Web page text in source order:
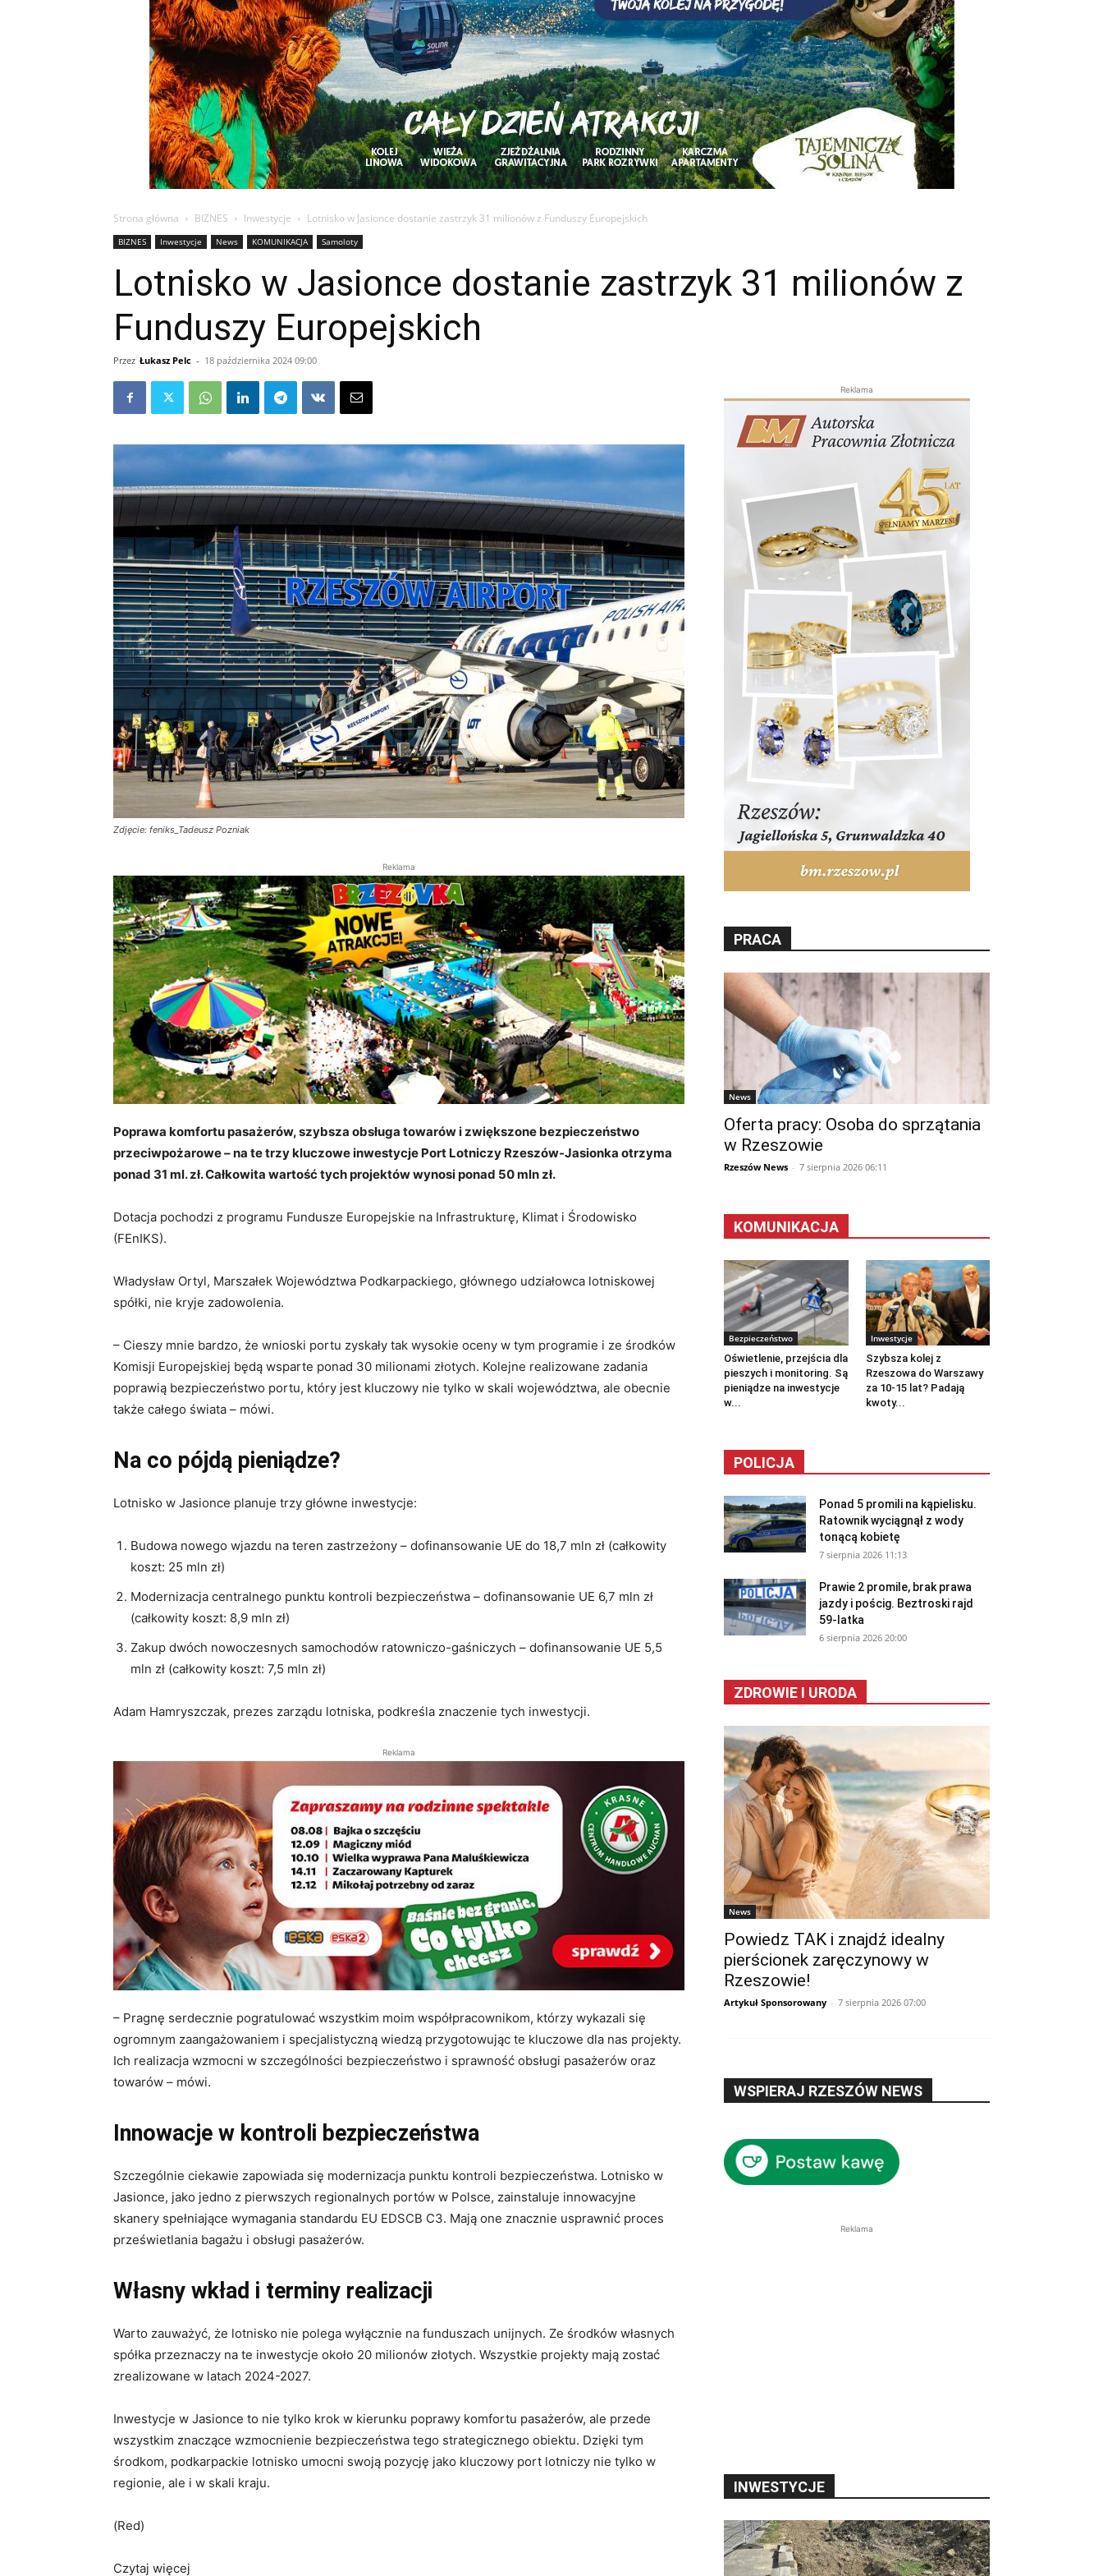
Strona główna BIZNES Inwestycje Lotnisko w Jasionce dostanie zastrzyk 31 milionów z Funduszy Europejskich
BIZNES Inwestycje News KOMUNIKACJA Samoloty
Lotnisko w Jasionce dostanie zastrzyk 31 milionów z
Funduszy Europejskich
Przez Łukasz Pelc - 18 października 2024 09:00
Zdjęcie: feniks_Tadeusz Pozniak
Reklama
Poprawa komfortu pasażerów, szybsza obsługa towarów i zwiększone bezpieczeństwo
przeciwpożarowe – na te trzy kluczowe inwestycje Port Lotniczy Rzeszów-Jasionka otrzyma
ponad 31 ml. zł. Całkowita wartość tych projektów wynosi ponad 50 mln zł.
Dotacja pochodzi z programu Fundusze Europejskie na Infrastrukturę, Klimat i Środowisko
(FEnIKS).
Władysław Ortyl, Marszałek Województwa Podkarpackiego, głównego udziałowca lotniskowej
spółki, nie kryje zadowolenia.
– Cieszy mnie bardzo, że wnioski portu zyskały tak wysokie oceny w tym programie i ze środków
Komisji Europejskiej będą wsparte ponad 30 milionami złotych. Kolejne realizowane zadania
poprawią bezpieczeństwo portu, który jest kluczowy nie tylko w skali województwa, ale obecnie
także całego świata – mówi.
Na co pójdą pieniądze?
Lotnisko w Jasionce planuje trzy główne inwestycje:
Budowa nowego wjazdu na teren zastrzeżony – dofinansowanie UE do 18,7 mln zł (całkowity
koszt: 25 mln zł)
Modernizacja centralnego punktu kontroli bezpieczeństwa – dofinansowanie UE 6,7 mln zł
(całkowity koszt: 8,9 mln zł)
Zakup dwóch nowoczesnych samochodów ratowniczo-gaśniczych – dofinansowanie UE 5,5
mln zł (całkowity koszt: 7,5 mln zł)
Adam Hamryszczak, prezes zarządu lotniska, podkreśla znaczenie tych inwestycji.
Reklama
– Pragnę serdecznie pogratulować wszystkim moim współpracownikom, którzy wykazali się
ogromnym zaangażowaniem i specjalistyczną wiedzą przygotowując te kluczowe dla nas projekty.
Ich realizacja wzmocni w szczególności bezpieczeństwo i sprawność obsługi pasażerów oraz
towarów – mówi.
Innowacje w kontroli bezpieczeństwa
Szczególnie ciekawie zapowiada się modernizacja punktu kontroli bezpieczeństwa. Lotnisko w
Jasionce, jako jedno z pierwszych regionalnych portów w Polsce, zainstaluje innowacyjne
skanery spełniające wymagania standardu EU EDSCB C3. Mają one znacznie usprawnić proces
prześwietlania bagażu i obsługi pasażerów.
Własny wkład i terminy realizacji
Warto zauważyć, że lotnisko nie polega wyłącznie na funduszach unijnych. Ze środków własnych
spółka przeznaczy na te inwestycje około 20 milionów złotych. Wszystkie projekty mają zostać
zrealizowane w latach 2024-2027.
Inwestycje w Jasionce to nie tylko krok w kierunku poprawy komfortu pasażerów, ale przede
wszystkim znaczące wzmocnienie bezpieczeństwa tego strategicznego obiektu. Dzięki tym
środkom, podkarpackie lotnisko umocni swoją pozycję jako kluczowy port lotniczy nie tylko w
regionie, ale i w skali kraju.
(Red)
Czytaj więcej
Reklama
PRACA
News
Oferta pracy: Osoba do sprzątania
w Rzeszowie
Rzeszów News - 7 sierpnia 2026 06:11
KOMUNIKACJA
Bezpieczeństwo
Oświetlenie, przejścia dla
pieszych i monitoring. Są
pieniądze na inwestycje
w...
Inwestycje
Szybsza kolej z
Rzeszowa do Warszawy
za 10-15 lat? Padają
kwoty...
POLICJA
Ponad 5 promili na kąpielisku.
Ratownik wyciągnął z wody
tonącą kobietę
7 sierpnia 2026 11:13
Prawie 2 promile, brak prawa
jazdy i pościg. Beztroski rajd
59-latka
6 sierpnia 2026 20:00
ZDROWIE I URODA
News
Powiedz TAK i znajdź idealny
pierścionek zaręczynowy w
Rzeszowie!
Artykuł Sponsorowany - 7 sierpnia 2026 07:00
WSPIERAJ RZESZÓW NEWS
Reklama
INWESTYCJE